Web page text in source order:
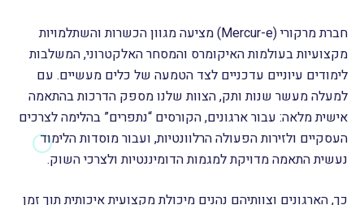
חברת מרקורי (Mercur-e) מציעה מגוון הכשרות והשתלמויות
מקצועיות בעולמות האיקומרס והמסחר האלקטרוני, המשלבות
לימודים עיוניים עדכניים לצד הטמעה של כלים מעשיים. עם
למעלה מעשר שנות ותק, הצוות שלנו מספק הדרכות בהתאמה
אישית מלאה: עבור ארגונים, הקורסים “נתפרים” בהלימה לצרכים
העסקיים ולזירות הפעולה הרלוונטיות, ועבור מוסדות הלימוד
נעשית התאמה מדויקת למגמות הדומיננטיות ולצרכי השוק.
כך, הארגונים וצוותיהם נהנים מיכולת מקצועית איכותית תוך זמן